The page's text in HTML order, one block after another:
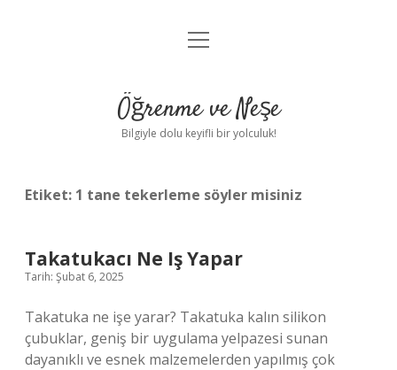
Anasayfa
Yasal Uyarı
menüyü
Öğrenme ve Neşe
Bilgiyle dolu keyifli bir yolculuk!
Etiket: 1 tane tekerleme söyler misiniz
Takatukacı Ne Iş Yapar
Tarih: Şubat 6, 2025
Takatuka ne işe yarar? Takatuka kalın silikon
çubuklar, geniş bir uygulama yelpazesi sunan
dayanıklı ve esnek malzemelerden yapılmış çok